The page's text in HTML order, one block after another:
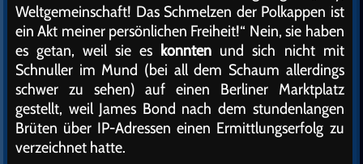
Weltgemeinschaft! Das Schmelzen der Polkappen ist
ein Akt meiner persönlichen Freiheit!“ Nein, sie haben
es getan, weil sie es konnten und sich nicht mit
Schnuller im Mund (bei all dem Schaum allerdings
schwer zu sehen) auf einen Berliner Marktplatz
gestellt, weil James Bond nach dem stundenlangen
Brüten über IP-Adressen einen Ermittlungserfolg zu
verzeichnet hatte.